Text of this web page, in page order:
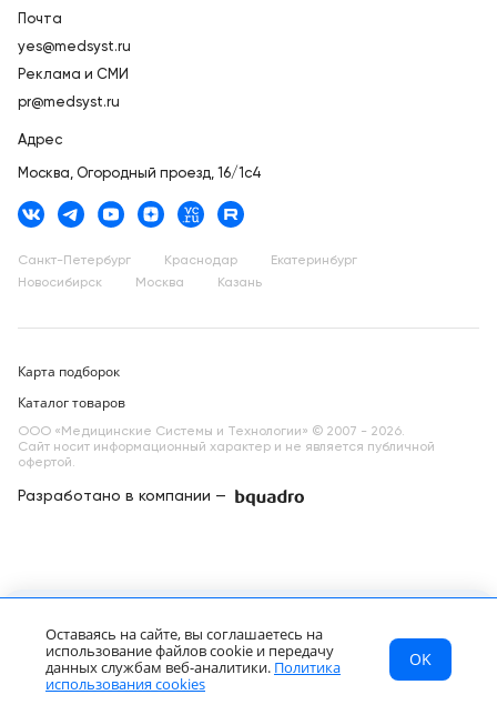
МСТ Каталог
Главная
RU
1 900 000 ₽
Почта
yes@medsyst.ru
Реклама и СМИ
pr@medsyst.ru
Адрес
Москва, Огородный проезд, 16/1с4
Санкт-Петербург Краснодар
Екатеринбург
Новосибирск
Москва Казань
Карта подборок
Каталог товаров
ООО «Медицинские Системы и Технологии» © 2007 - 2026.
Сайт носит информационный характер и не является публичной
офертой.
Разработано в компании —
Оставаясь на сайте, вы соглашаетесь на
использование файлов cookie и передачу
данных службам веб-аналитики. Политика
использования cookies
OK